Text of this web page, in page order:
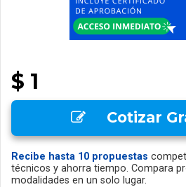
$ 1
Cotizar
Recibe hasta 10 propuestas
técnicos y ahorra tiempo. Compara
modalidades en un solo lugar.